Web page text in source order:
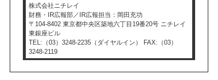
株式会社ニチレイ
財務・IR広報部／IR広報担当：岡田充功
〒104-8402 東京都中央区築地六丁目19番20号 ニチレイ
東銀座ビル
TEL:（03）3248-2235（ダイヤルイン） FAX:（03）
3248-2119